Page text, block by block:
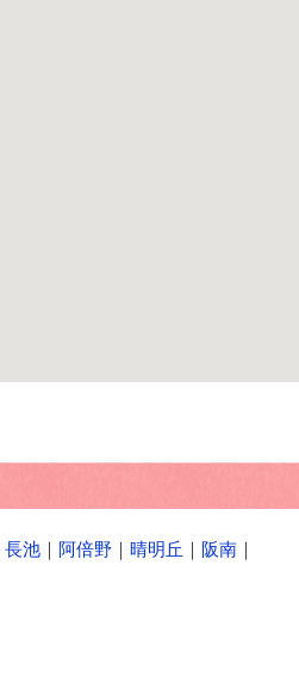
長池 ｜ 阿倍野 ｜ 晴明丘 ｜ 阪南 ｜